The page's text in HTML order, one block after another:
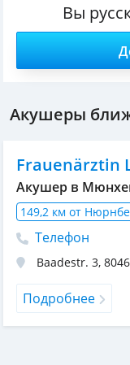
Вы
Акушеры
Frauenärztin
Акушер в
149,2 км от
Телефон
Baadestr. 3,
Подробнее